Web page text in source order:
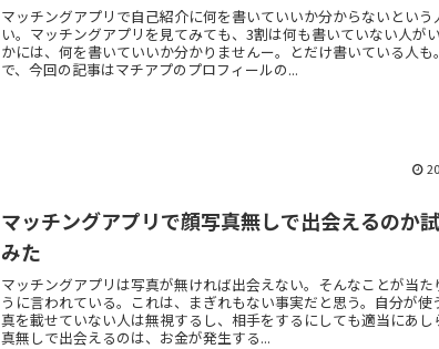
マッチングアプリで自己紹介に何を書いていいか分からないという
い。マッチングアプリを見てみても、3割は何も書いていない人が
かには、何を書いていいか分かりませんー。とだけ書いている人も
で、今回の記事はマチアプのプロフィールの...
マッチングアプリで顔写真無しで出会えるのか
みた
マッチングアプリは写真が無ければ出会えない。そんなことが当た
うに言われている。これは、まぎれもない事実だと思う。自分が使
真を載せていない人は無視するし、相手をするにしても適当にあし
真無しで出会えるのは、お金が発生する...